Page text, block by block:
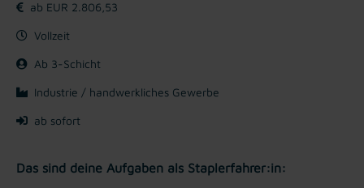
ab EUR 2.806,53
Vollzeit
Ab 3-Schicht
Industrie / handwerkliches Gewerbe
ab sofort
Das sind deine Aufgaben als Staplerfahrer:in: